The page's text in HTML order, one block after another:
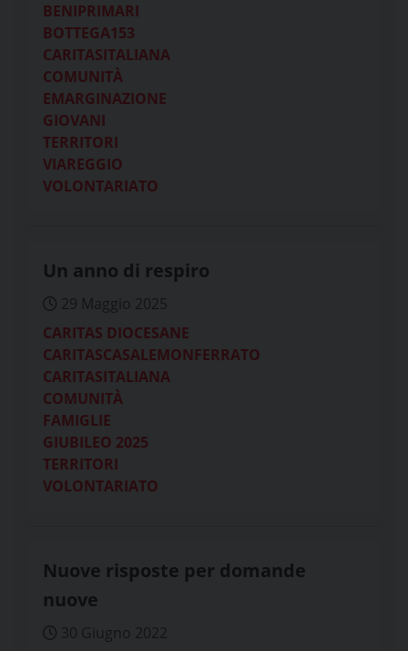
BENIPRIMARI
BOTTEGA153
CARITASITALIANA
COMUNITÀ
EMARGINAZIONE
GIOVANI
TERRITORI
VIAREGGIO
VOLONTARIATO
Un anno di respiro
29 Maggio 2025
CARITAS DIOCESANE
CARITASCASALEMONFERRATO
CARITASITALIANA
COMUNITÀ
FAMIGLIE
GIUBILEO 2025
TERRITORI
VOLONTARIATO
Nuove risposte per domande
nuove
30 Giugno 2022